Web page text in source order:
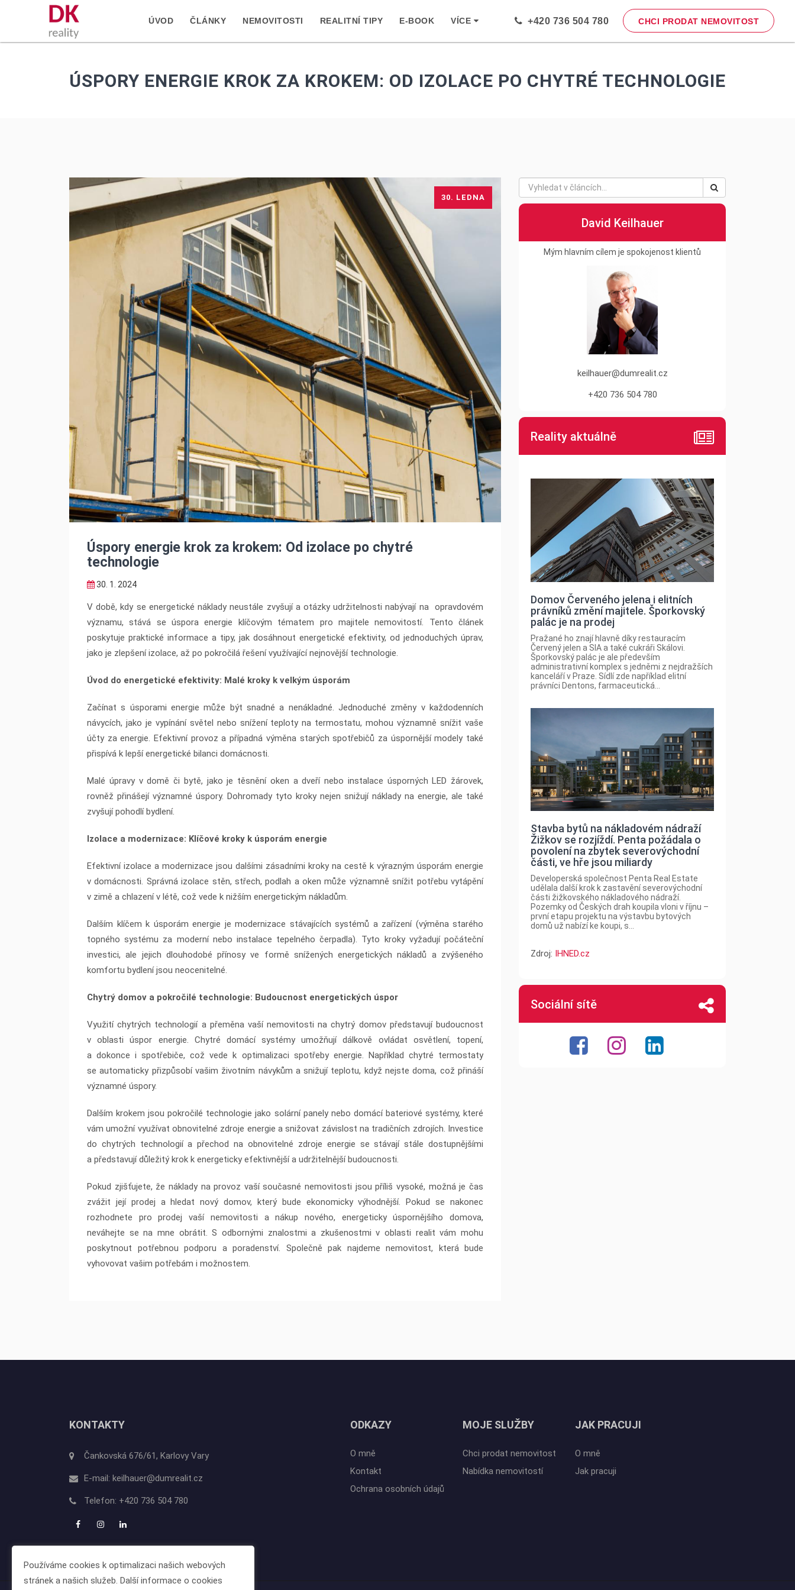
ÚVOD ČLÁNKY NEMOVITOSTI REALITNÍ TIPY E-BOOK VÍCE +420 736 504 780 CHCI PRODAT NEMOVITOST
ÚSPORY ENERGIE KROK ZA KROKEM: OD IZOLACE PO CHYTRÉ TECHNOLOGIE
Úspory energie krok za krokem: Od izolace po chytré
technologie
30. 1. 2024
30. LEDNA
V době, kdy se energetické náklady neustále zvyšují a otázky udržitelnosti nabývají na opravdovém
významu, stává se úspora energie klíčovým tématem pro majitele nemovitostí. Tento článek
poskytuje praktické informace a tipy, jak dosáhnout energetické efektivity, od jednoduchých úprav,
jako je zlepšení izolace, až po pokročilá řešení využívající nejnovější technologie.
Úvod do energetické efektivity: Malé kroky k velkým úsporám
Začínat s úsporami energie může být snadné a nenákladné. Jednoduché změny v každodenních
návycích, jako je vypínání světel nebo snížení teploty na termostatu, mohou významně snížit vaše
účty za energie. Efektivní provoz a případná výměna starých spotřebičů za úspornější modely také
přispívá k lepší energetické bilanci domácnosti.
Malé úpravy v domě či bytě, jako je těsnění oken a dveří nebo instalace úsporných LED žárovek,
rovněž přinášejí významné úspory. Dohromady tyto kroky nejen snižují náklady na energie, ale také
zvyšují pohodlí bydlení.
Izolace a modernizace: Klíčové kroky k úsporám energie
Efektivní izolace a modernizace jsou dalšími zásadními kroky na cestě k výrazným úsporám energie
v domácnosti. Správná izolace stěn, střech, podlah a oken může významně snížit potřebu vytápění
v zimě a chlazení v létě, což vede k nižším energetickým nákladům.
Dalším klíčem k úsporám energie je modernizace stávajících systémů a zařízení (výměna starého
topného systému za moderní nebo instalace tepelného čerpadla). Tyto kroky vyžadují počáteční
investici, ale jejich dlouhodobé přínosy ve formě snížených energetických nákladů a zvýšeného
komfortu bydlení jsou neocenitelné.
Chytrý domov a pokročilé technologie: Budoucnost energetických úspor
Využití chytrých technologií a přeměna vaší nemovitosti na chytrý domov představují budoucnost
v oblasti úspor energie. Chytré domácí systémy umožňují dálkově ovládat osvětlení, topení,
a dokonce i spotřebiče, což vede k optimalizaci spotřeby energie. Například chytré termostaty
se automaticky přizpůsobí vašim životním návykům a snižují teplotu, když nejste doma, což přináší
významné úspory.
Dalším krokem jsou pokročilé technologie jako solární panely nebo domácí bateriové systémy, které
vám umožní využívat obnovitelné zdroje energie a snižovat závislost na tradičních zdrojích. Investice
do chytrých technologií a přechod na obnovitelné zdroje energie se stávají stále dostupnějšími
a představují důležitý krok k energeticky efektivnější a udržitelnější budoucnosti.
Pokud zjišťujete, že náklady na provoz vaší současné nemovitosti jsou příliš vysoké, možná je čas
zvážit její prodej a hledat nový domov, který bude ekonomicky výhodnější. Pokud se nakonec
rozhodnete pro prodej vaší nemovitosti a nákup nového, energeticky úspornějšího domova,
neváhejte se na mne obrátit. S odbornými znalostmi a zkušenostmi v oblasti realit vám mohu
poskytnout potřebnou podporu a poradenství. Společně pak najdeme nemovitost, která bude
vyhovovat vašim potřebám i možnostem.
David Keilhauer
Mým hlavním cílem je spokojenost klientů
keilhauer@dumrealit.cz
+420 736 504 780
Reality aktuálně
Domov Červeného jelena i elitních
právníků změní majitele. Šporkovský
palác je na prodej
Pražané ho znají hlavně díky restauracím
Červený jelen a SIA a také cukráři Skálovi.
Šporkovský palác je ale především
administrativní komplex s jedněmi z nejdražších
kanceláří v Praze. Sídlí zde například elitní
právníci Dentons, farmaceutická...
Stavba bytů na nákladovém nádraží
Žižkov se rozjíždí. Penta požádala o
povolení na zbytek severovýchodní
části, ve hře jsou miliardy
Developerská společnost Penta Real Estate
udělala další krok k zastavění severovýchodní
části žižkovského nákladového nádraží.
Pozemky od Českých drah koupila vloni v říjnu –
první etapu projektu na výstavbu bytových
domů už nabízí ke koupi, s...
Zdroj: IHNED.cz
Sociální sítě
KONTAKTY
Čankovská 676/61, Karlovy Vary
E-mail: keilhauer@dumrealit.cz
Telefon: +420 736 504 780
ODKAZY
O mně
Kontakt
Ochrana osobních údajů
MOJE SLUŽBY
Chci prodat nemovitost
Nabídka nemovitostí
JAK PRACUJI
O mně
Jak pracuji
Používáme cookies k optimalizaci našich webových
stránek a našich služeb. Další informace o cookies